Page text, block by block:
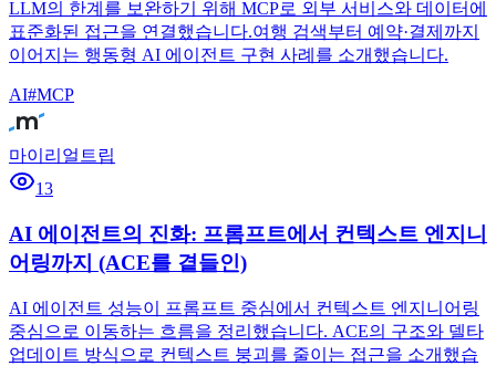
LLM의 한계를 보완하기 위해 MCP로 외부 서비스와 데이터에
표준화된 접근을 연결했습니다.여행 검색부터 예약·결제까지
이어지는 행동형 AI 에이전트 구현 사례를 소개했습니다.
AI#MCP
마이리얼트립
13
AI 에이전트의 진화: 프롬프트에서 컨텍스트 엔지니
어링까지 (ACE를 곁들인)
AI 에이전트 성능이 프롬프트 중심에서 컨텍스트 엔지니어링
중심으로 이동하는 흐름을 정리했습니다. ACE의 구조와 델타
업데이트 방식으로 컨텍스트 붕괴를 줄이는 접근을 소개했습